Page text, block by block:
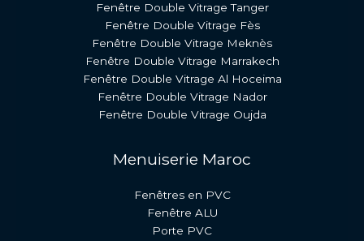
Fenêtre Double Vitrage Tanger
Fenêtre Double Vitrage Fès
Fenêtre Double Vitrage Meknès
Fenêtre Double Vitrage Marrakech
Fenêtre Double Vitrage Al Hoceima
Fenêtre Double Vitrage Nador
Fenêtre Double Vitrage Oujda
Menuiserie Maroc
Fenêtres en PVC
Fenêtre ALU
Porte PVC